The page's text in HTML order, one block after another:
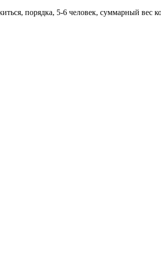
порядка, 5-6 человек, суммарный вес